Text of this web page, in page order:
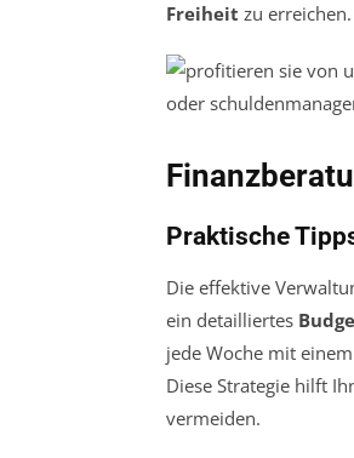
Freiheit zu erreichen.
Praktische
Die effektive
ein detailliertes
jede Woche mit
Diese Strategie hilft
vermeiden.